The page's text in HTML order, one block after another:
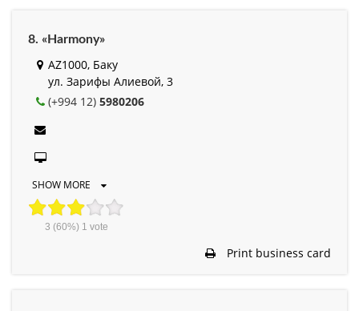
8. «Harmony»
AZ1000, Баку
ул. Зарифы Алиевой, 3
(+994 12) 5980206
SHOW MORE
3 (60%) 1 vote
Print business card